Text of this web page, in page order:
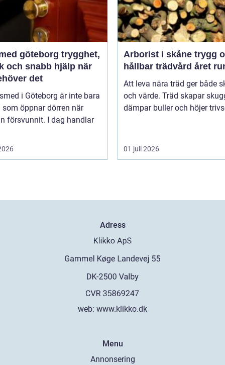
göteborg trygghet,
och snabb hjälp när
det
i Göteborg är inte bara
som öppnar dörren när
försvunnit. I dag handlar
Arborist i skåne trygg och
hållbar trädvård året
Att leva nära träd ger både
och värde. Träd skapar
dämpar buller och höjer
01 juli 2026
Adress
web: www.klikko.dk
Menu
Annonsering